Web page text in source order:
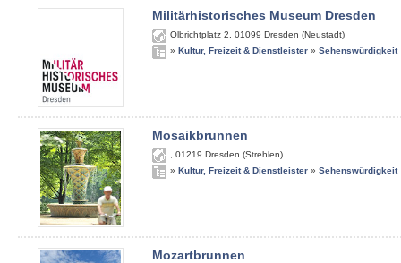
Militärhistorisches Museum Dresden
Olbrichtplatz 2 01099 Dresden (Neustadt)
» Kultur, Freizeit & Dienstleister » Sehenswürdigkeit
Mosaikbrunnen
01219 Dresden (Strehlen)
» Kultur, Freizeit & Dienstleister » Sehenswürdigkeit
Mozartbrunnen